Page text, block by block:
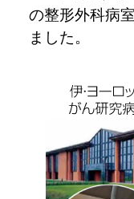
の整形外科病
ました。